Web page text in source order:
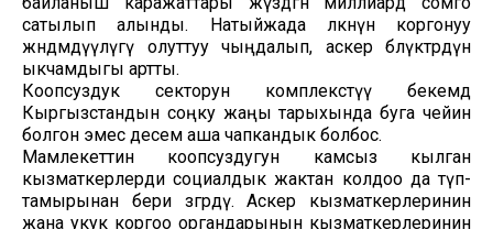
сатылып алынды. Натыйжада өлкөнүн коргонуу
жөндөмдүүлүгү олуттуу чыңдалып, аскер бөлүктөрдүн
ыкчамдыгы артты.
Коопсуздук секторун комплекстүү бекемдөө
Кыргызстандын соңку жаңы тарыхында буга чейин
болгон эмес десем аша чапкандык болбос.
Мамлекеттин коопсуздугун камсыз кылган
кызматкерлерди социалдык жактан колдоо да түп-
тамырынан бери өзгөрдү. Аскер кызматкерлеринин
жана укук коргоо органдарынын кызматкерлеринин